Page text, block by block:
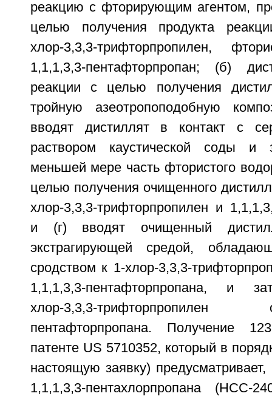
реакцию с фторирующим агентом,
целью получения продукта
хлор-3,3,3-трифторпропилен,
1,1,1,3,3-пентафторпропан; (б)
реакции с целью получения
тройную азеотропоподобную
вводят дистиллят в контакт с
раствором каустической соды
меньшей мере часть фтористого
целью получения очищенного
хлор-3,3,3-трифторпропилен и
и (г) вводят очищенный
экстрагирующей средой,
сродством к 1-хлор-3,3,3-
1,1,1,3,3-пентафторпропана, и
хлор-3,3,3-
пентафторпропана. Получение
патенте US 5710352, который в
настоящую заявку)
1,1,1,3,3-пентахлорпропана